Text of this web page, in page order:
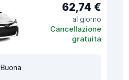
62,74 €
al giorno
Cancellazione
gratuita
Buona